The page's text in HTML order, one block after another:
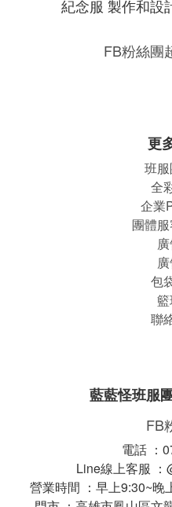
紀念服 製作和設
FB粉絲團
更
班
全
企業
團體
包
聯
藍藍怪班服
FB
電話 ：
Line線上客服 ：
營業時間 ：早上9:30~晚